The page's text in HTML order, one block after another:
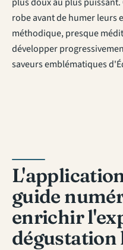
robe avant de humer leurs
méthodique, presque
développer
saveurs emblématiques
guide
enrichir
dégustation